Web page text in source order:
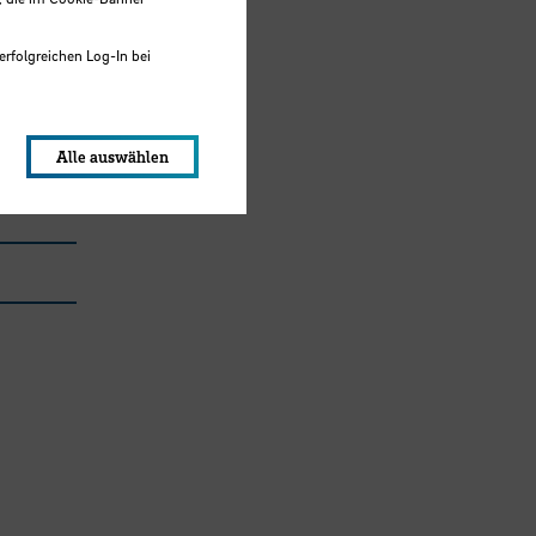
Log-In bei
Alle auswählen